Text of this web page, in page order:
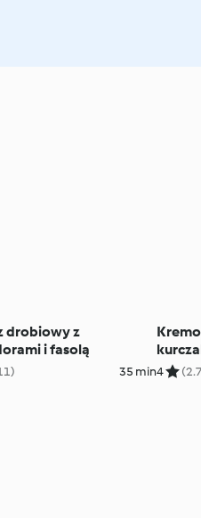
drobiowy z
i fasolą
35 min4